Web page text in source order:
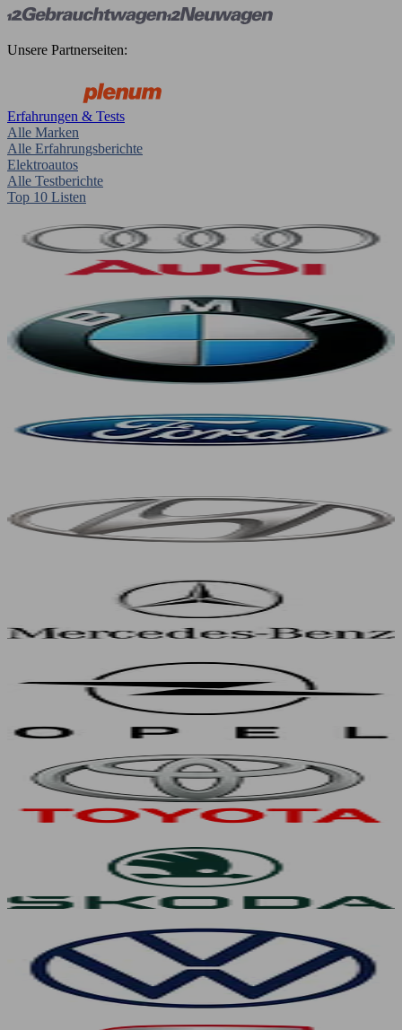
Unsere Partnerseiten:
Erfahrungen & Tests
Alle Marken
Alle Erfahrungsberichte
Elektroautos
Alle Testberichte
Top 10 Listen